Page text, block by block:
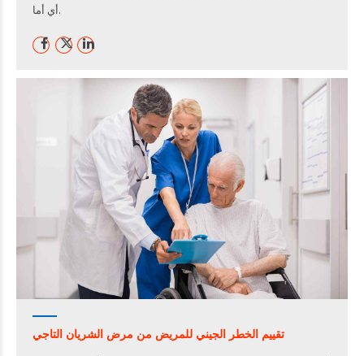
أي أما.
تقييم الخطر الجيني للمريض من مرض الشريان التاجي